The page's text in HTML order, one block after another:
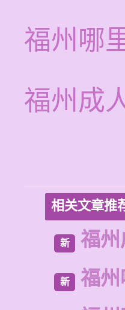
福州哪
福州成
相关文章推
新 福
新
福